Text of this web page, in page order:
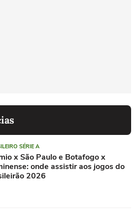
SÉRIE A
x São Paulo e Botafogo x
onde assistir aos jogos do
2026